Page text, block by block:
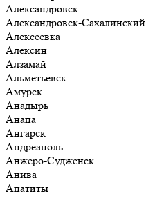
Александровск
Александровск-Сахалинский
Алексеевка
Алексин
Алзамай
Альметьевск
Амурск
Анадырь
Анапа
Ангарск
Андреаполь
Анжеро-Судженск
Анива
Апатиты